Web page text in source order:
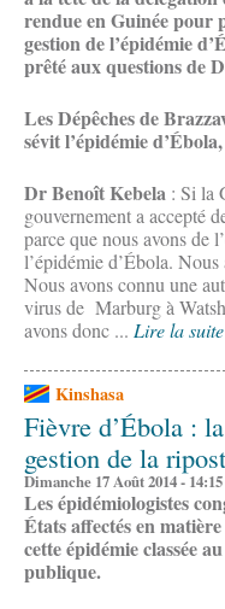
rendue en Guinée pour
gestion de l’épidémie
prêté aux questions de
Les Dépêches de
sévit l’épidémie
Dr Benoît Kebela : Si la
gouvernement a accepté
parce que nous avons de
l’épidémie d’Ébola.
Nous avons connu une
virus de Marburg à
avons donc ... Lire la suite
Kinshasa
Fièvre d’Ébola :
gestion de la
Dimanche 17 Août 2014 - 14:15
Les épidémiologistes
États affectés en
cette épidémie classée
publique.